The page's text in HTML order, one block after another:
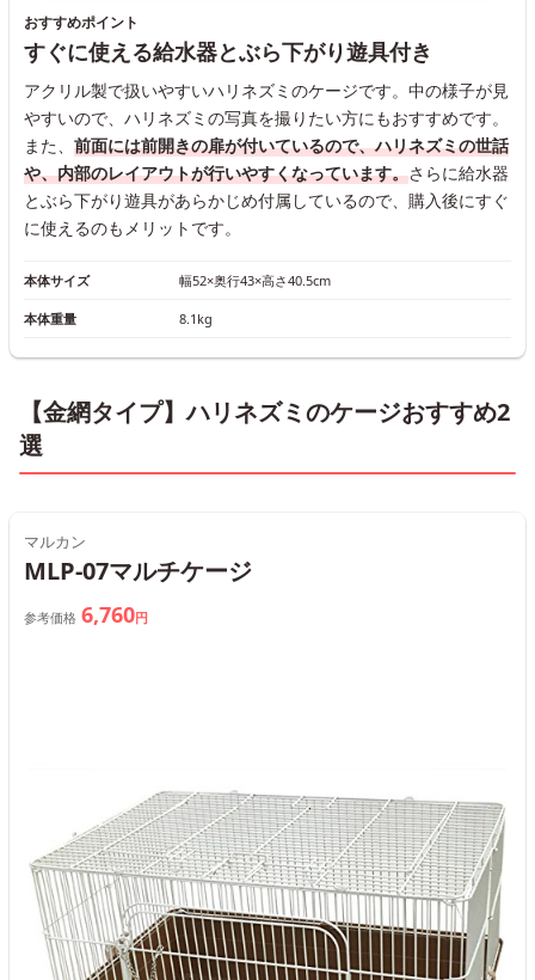
おすすめポイント
すぐに使える給水器とぶら下がり遊具付き
アクリル製で扱いやすいハリネズミのケージです。中の様子が見
やすいので、ハリネズミの写真を撮りたい方にもおすすめです。
また、 前面には前開きの扉が付いているので、ハリネズミの世話
や、内部のレイアウトが行いやすくなっています。さらに給水器
とぶら下がり遊具があらかじめ付属しているので、購入後にすぐ
に使えるのもメリットです。
本体サイズ 幅52×奥行43×高さ40.5cm
本体重量 8.1kg
【金網タイプ】ハリネズミのケージおすすめ2
選
マルカン
MLP-07マルチケージ
参考価格 6,760円